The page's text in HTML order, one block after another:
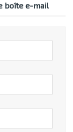
boîte e-mail